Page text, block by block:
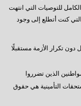
الكامل للتوصيات التي انتهت
كنت أتطلع إلى وجود
تكرار الأزمة مستقبلًا
الذين تضرروا
التأمينية هي حقوق